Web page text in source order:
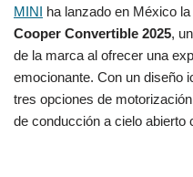
MINI ha lanzado en México
Cooper Convertible 2025,
de la marca al ofrecer una
emocionante. Con un diseño
tres opciones de
de conducción a cielo abierto